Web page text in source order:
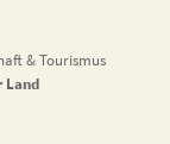
& Tourismus
Land